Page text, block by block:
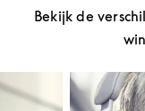
Bekijk de